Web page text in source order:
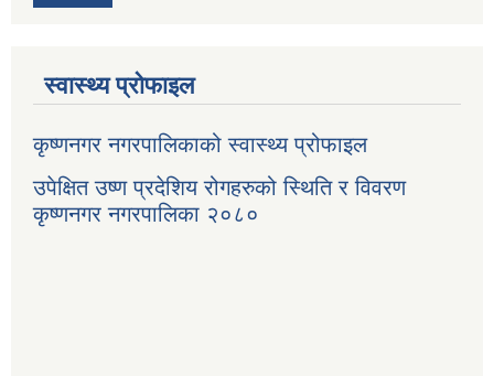
स्वास्थ्य प्रोफाइल
कृष्णनगर नगरपालिकाको स्वास्थ्य प्रोफाइल
उपेक्षित उष्ण प्रदेशिय रोगहरुको स्थिति र विवरण
कृष्णनगर नगरपालिका २०८०